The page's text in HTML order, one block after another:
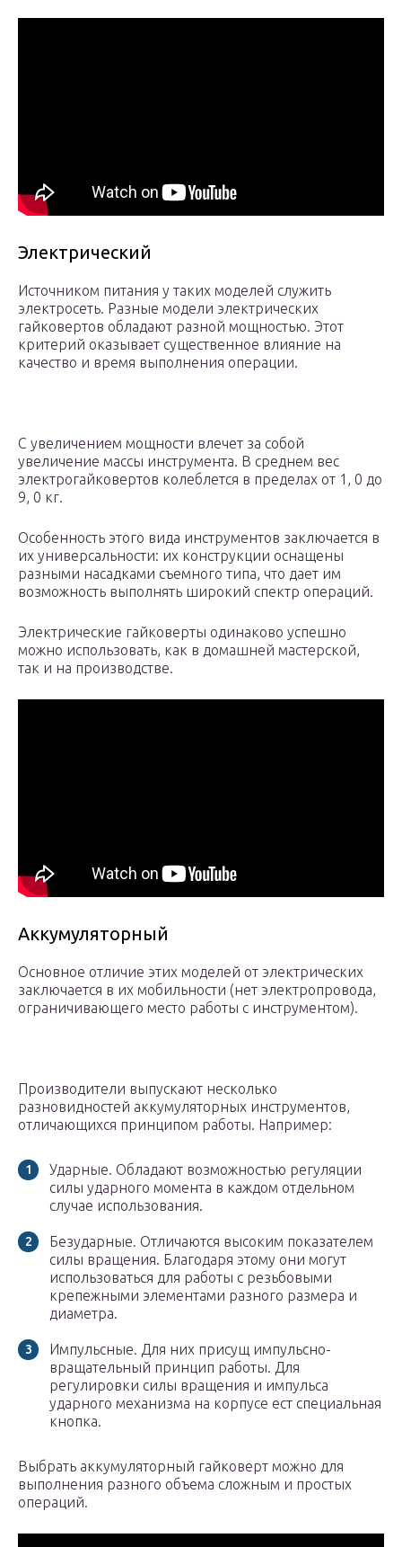
Электрический
Источником питания у таких моделей служить
электросеть. Разные модели электрических
гайковертов обладают разной мощностью. Этот
критерий оказывает существенное влияние на
качество и время выполнения операции.
С увеличением мощности влечет за собой
увеличение массы инструмента. В среднем вес
электрогайковертов колеблется в пределах от 1, 0 до
9, 0 кг.
Особенность этого вида инструментов заключается в
их универсальности: их конструкции оснащены
разными насадками съемного типа, что дает им
возможность выполнять широкий спектр операций.
Электрические гайковерты одинаково успешно
можно использовать, как в домашней мастерской,
так и на производстве.
Аккумуляторный
Основное отличие этих моделей от электрических
заключается в их мобильности (нет электропровода,
ограничивающего место работы с инструментом).
Производители выпускают несколько
разновидностей аккумуляторных инструментов,
отличающихся принципом работы. Например:
Ударные. Обладают возможностью регуляции
силы ударного момента в каждом отдельном
случае использования.
Безударные. Отличаются высоким показателем
силы вращения. Благодаря этому они могут
использоваться для работы с резьбовыми
крепежными элементами разного размера и
диаметра.
Импульсные. Для них присущ импульсно-
вращательный принцип работы. Для
регулировки силы вращения и импульса
ударного механизма на корпусе ест специальная
кнопка.
Выбрать аккумуляторный гайковерт можно для
выполнения разного объема сложным и простых
операций.